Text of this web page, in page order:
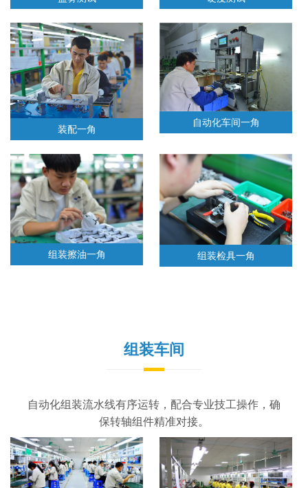
装配一角
自动化车间一角
组装擦油一角 组装检具一角
组装车间
自动化组装流水线有序运转，配合专业技工操作，确
保转轴组件精准对接。